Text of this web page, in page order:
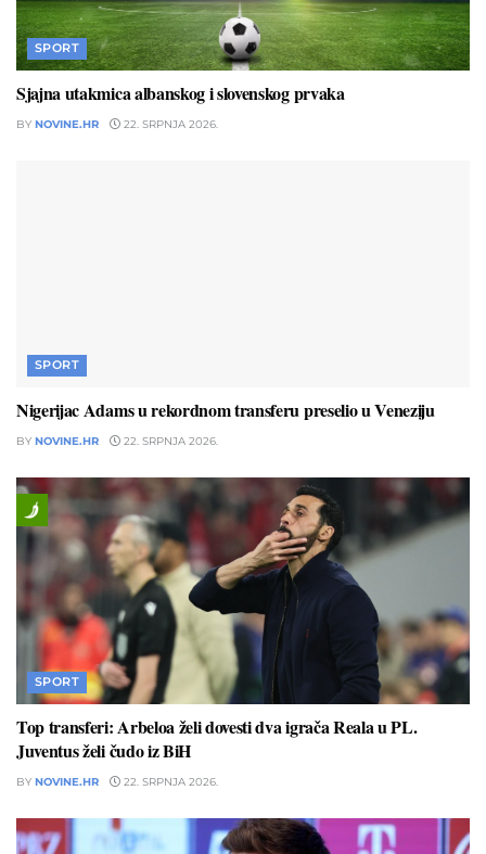
SPORT
Sjajna utakmica albanskog i slovenskog prvaka
BY NOVINE.HR 22. SRPNJA 2026.
SPORT
Nigerijac Adams u rekordnom transferu preselio u Veneziju
BY NOVINE.HR 22. SRPNJA 2026.
SPORT
Top transferi: Arbeloa želi dovesti dva igrača Reala u PL.
Juventus želi čudo iz BiH
BY NOVINE.HR 22. SRPNJA 2026.